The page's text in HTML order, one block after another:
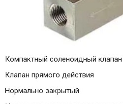
Компактный соленоидный
Клапан прямого действия
Нормально закрытый